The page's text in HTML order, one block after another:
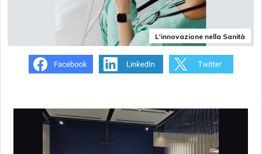
L'innovazione nella Sanità